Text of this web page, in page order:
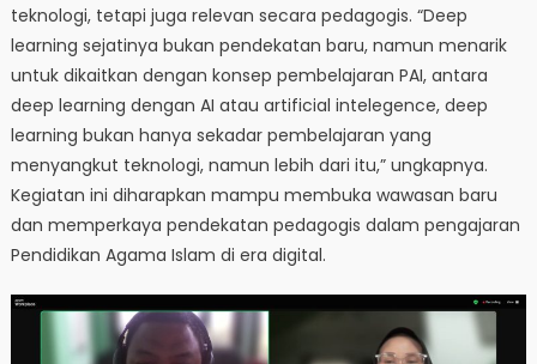
teknologi, tetapi juga relevan secara pedagogis. “Deep
learning sejatinya bukan pendekatan baru, namun menarik
untuk dikaitkan dengan konsep pembelajaran PAI, antara
deep learning dengan AI atau artificial intelegence, deep
learning bukan hanya sekadar pembelajaran yang
menyangkut teknologi, namun lebih dari itu,” ungkapnya.
Kegiatan ini diharapkan mampu membuka wawasan baru
dan memperkaya pendekatan pedagogis dalam pengajaran
Pendidikan Agama Islam di era digital.